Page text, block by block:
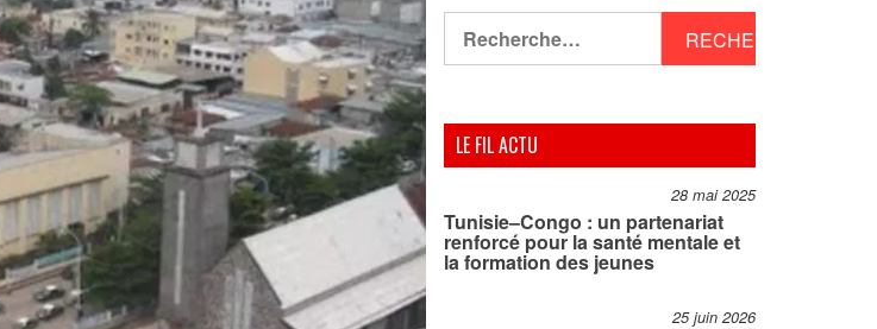
LE FIL ACTU
28 mai 2025
Tunisie–Congo : un partenariat
renforcé pour la santé mentale et
la formation des jeunes
25 juin 2026